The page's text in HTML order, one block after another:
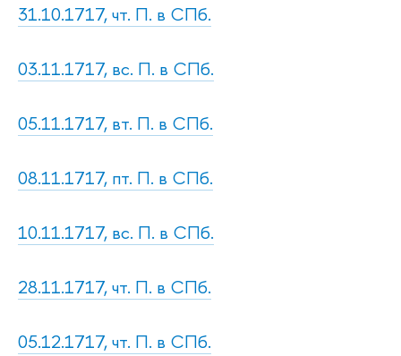
31.10.1717, чт. П. в СПб.
03.11.1717, вс. П. в СПб.
05.11.1717, вт. П. в СПб.
08.11.1717, пт. П. в СПб.
10.11.1717, вс. П. в СПб.
28.11.1717, чт. П. в СПб.
05.12.1717, чт. П. в СПб.